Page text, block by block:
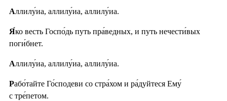
Аллилу́иа, аллилу́иа, аллилу́иа.
Я́ко весть Госпо́дь путь пра́ведных, и путь нечести́вых
поги́бнет.
Аллилу́иа, аллилу́иа, аллилу́иа.
Рабо́тайте Го́сподеви со стра́хом и ра́дуйтеся Ему́
с тре́петом.